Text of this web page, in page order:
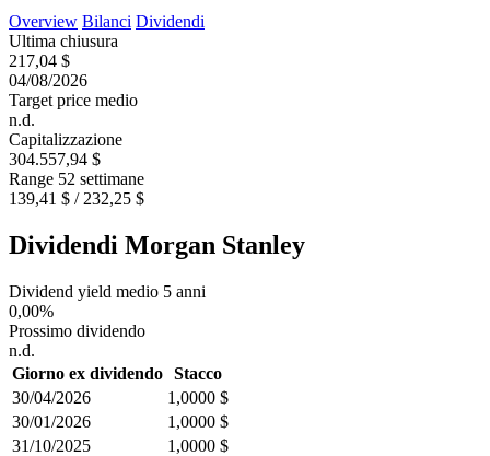
Overview Bilanci Dividendi
Ultima chiusura
217,04 $
04/08/2026
Target price medio
n.d.
Capitalizzazione
304.557,94 $
Range 52 settimane
139,41 $ / 232,25 $
Dividendi Morgan Stanley
Dividend yield medio 5 anni
0,00%
Prossimo dividendo
n.d.
Giorno ex dividendo Stacco
30/04/2026
1,0000 $
30/01/2026
1,0000 $
31/10/2025
1,0000 $